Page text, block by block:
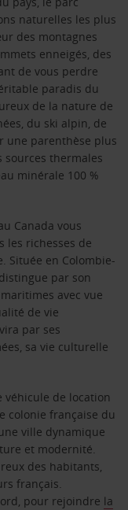
naturelles les plus
des montagnes
enneigés, des
de vous perdre
paradis du
de la nature de
du ski alpin, de
une parenthèse plus
sources thermales
minérale 100 %
Canada vous
les richesses de
Située en Colombie-
par son
avec vue
de vie
par ses
sa vie culturelle
véhicule de location
colonie française du
ville dynamique
et modernité.
des habitants,
français.
pour rejoindre la